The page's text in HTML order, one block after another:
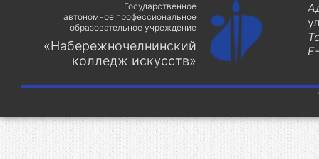
Государственное
автономное профессиональное
образовательное учреждение
«Набережночелнинский
колледж искусств»